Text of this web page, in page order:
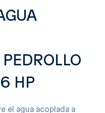
HP
el agua acoplada a